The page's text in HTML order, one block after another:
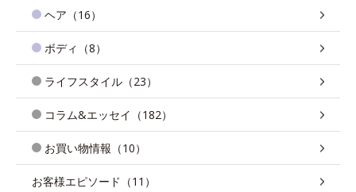
ヘア（16）
ボディ（8）
ライフスタイル（23）
コラム&エッセイ（182）
お買い物情報（10）
お客様エピソード（11）